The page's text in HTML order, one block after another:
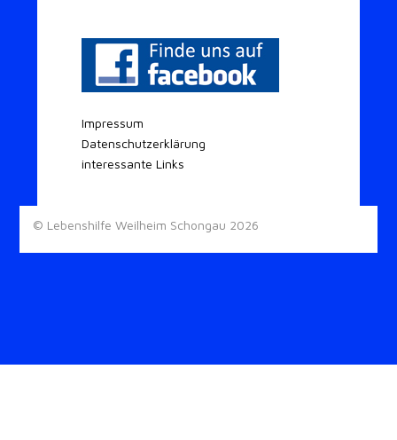
Impressum
Datenschutzerklärung
interessante Links
© Lebenshilfe Weilheim Schongau 2026